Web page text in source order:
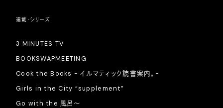
連載・シリーズ
3 MINUTES TV
BOOKSWAPMEETING
Cook the Books - イルマティック読書案内。-
Girls in the City “supplement”
Go with the 風呂〜